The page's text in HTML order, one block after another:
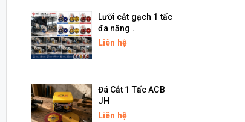
Lưỡi cắt gạch 1 tấc
đa năng .
Liên hệ
Đá Cắt 1 Tấc ACB
JH
Liên hệ